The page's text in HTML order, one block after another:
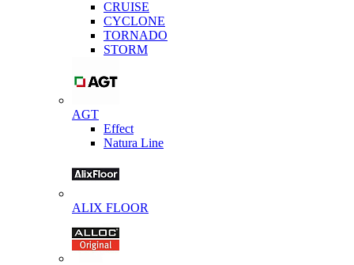
CRUISE
CYCLONE
TORNADO
STORM
AGT
Effect
Natura Line
ALIX FLOOR